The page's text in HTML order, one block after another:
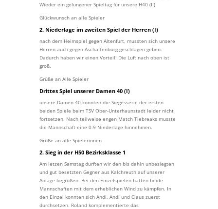
Wieder ein gelungener Spieltag für unsere H40 (II)
Glückwunsch an alle Spieler
2. Niederlage im zweiten Spiel der Herren (I)
nach dem Heimspiel gegen Altenfurt, mussten sich unsere
Herren auch gegen Aschaffenburg geschlagen geben.
Dadurch haben wir einen Vorteil! Die Luft nach oben ist
groß.
Grüße an Alle Spieler
Drittes Spiel unserer Damen 40 (I)
unsere Damen 40 konnten die Siegesserie der ersten
beiden Spiele beim TSV Ober-Unterhaunstadt leider nicht
fortsetzen. Nach teilweise engen Match Tiebreaks musste
die Mannschaft eine 0:9 Niederlage hinnehmen.
Grüße an alle Spielerinnen
2. Sieg in der H50 Bezirksklasse 1
Am letzen Samstag durften wir den bis dahin unbesiegten
und gut besetzten Gegner aus Kalchreuth auf unserer
Anlage begrüßen. Bei den Einzelspielen hatten beide
Mannschaften mit dem erheblichen Wind zu kämpfen. In
den Einzel konnten sich Andi, Andi und Claus zuerst
durchsetzen. Roland komplementierte das